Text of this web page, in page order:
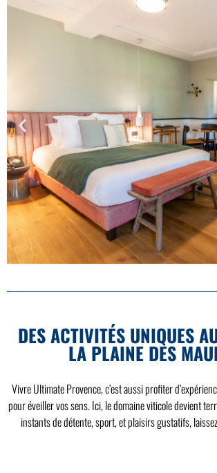
DES ACTIVITÉS UNIQUES
LA PLAINE DES
Vivre Ultimate Provence, c’est aussi profiter
pour éveiller vos sens. Ici, le domaine viticole devient
instants de détente, sport, et plaisirs gustatifs,